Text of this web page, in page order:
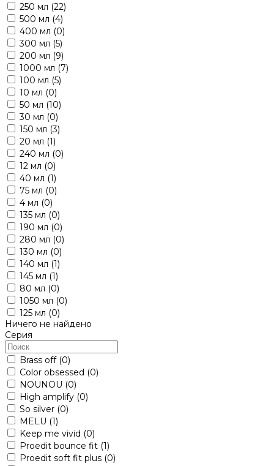
250 мл (22)
500 мл (4)
400 мл (0)
300 мл (5)
200 мл (9)
1000 мл (7)
100 мл (5)
10 мл (0)
50 мл (10)
30 мл (0)
150 мл (3)
20 мл (1)
240 мл (0)
12 мл (0)
40 мл (1)
75 мл (0)
4 мл (0)
135 мл (0)
190 мл (0)
280 мл (0)
130 мл (0)
140 мл (1)
145 мл (1)
80 мл (0)
1050 мл (0)
125 мл (0)
Ничего не найдено
Серия
Brass off (0)
Color obsessed (0)
NOUNOU (0)
High amplify (0)
So silver (0)
MELU (1)
Keep me vivid (0)
Proedit bounce fit (1)
Proedit soft fit plus (0)